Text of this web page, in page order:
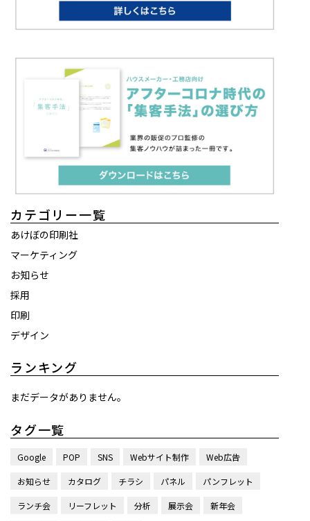
カテゴリー一覧
あけぼの印刷社
マーケティング
お知らせ
採用
印刷
デザイン
ランキング
まだデータがありません。
タグ一覧
Google POP SNS Webサイト制作 Web広告
お知らせ カタログ チラシ パネル パンフレット
ランチ会 リーフレット 分析 展示会 新年会